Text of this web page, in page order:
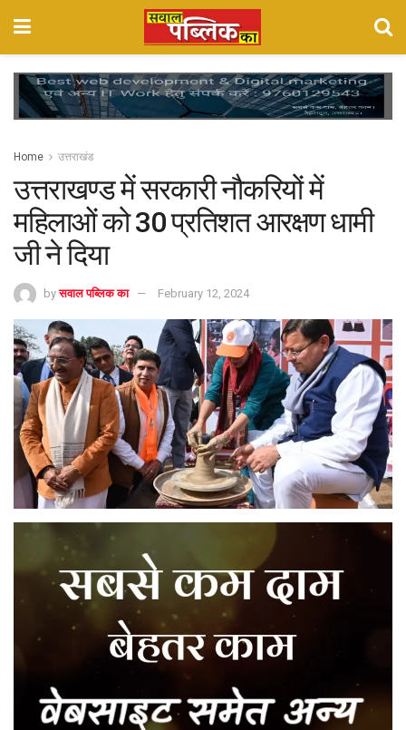
Home उत्तराखंड
उत्तराखण्ड में सरकारी नौकरियों में
महिलाओं को 30 प्रतिशत आरक्षण धामी
जी ने दिया
by सवाल पब्लिक का February 12, 2024